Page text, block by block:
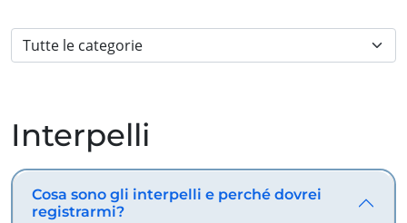
Interpelli
Cosa sono gli interpelli e perché dovrei
registrarmi?